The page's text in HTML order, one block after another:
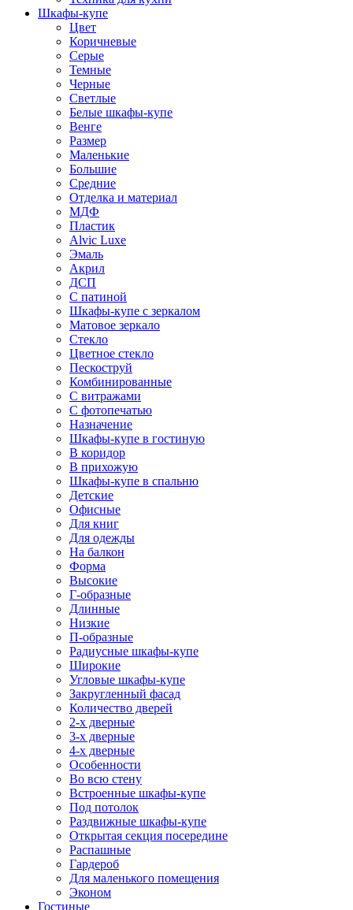
Шкафы-купе
Цвет
Коричневые
Серые
Темные
Черные
Светлые
Белые шкафы-купе
Венге
Размер
Маленькие
Большие
Средние
Отделка и материал
МДФ
Пластик
Alvic Luxe
Эмаль
Акрил
ДСП
С патиной
Шкафы-купе с зеркалом
Матовое зеркало
Стекло
Цветное стекло
Пескоструй
Комбинированные
С витражами
С фотопечатью
Назначение
Шкафы-купе в гостиную
В коридор
В прихожую
Шкафы-купе в спальню
Детские
Офисные
Для книг
Для одежды
На балкон
Форма
Высокие
Г-образные
Длинные
Низкие
П-образные
Радиусные шкафы-купе
Широкие
Угловые шкафы-купе
Закругленный фасад
Количество дверей
2-х дверные
3-х дверные
4-х дверные
Особенности
Во всю стену
Встроенные шкафы-купе
Под потолок
Раздвижные шкафы-купе
Открытая секция посередине
Распашные
Гардероб
Для маленького помещения
Эконом
Гостиные